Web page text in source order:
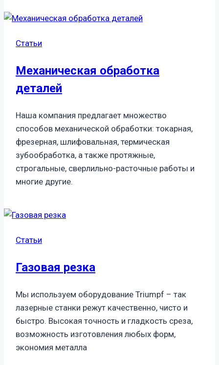
Статьи
Механическая обработка
деталей
Наша компания предлагает множество
способов механической обработки: токарная,
фрезерная, шлифовальная, термическая
зубообработка, а также протяжные,
строгальные, сверлильно-расточные работы и
многие другие.
Статьи
Газовая резка
Мы используем оборудование Triumpf – так
лазерные станки режут качественно, чисто и
быстро. Высокая точность и гладкость среза,
возможность изготовления любых форм,
экономия металла